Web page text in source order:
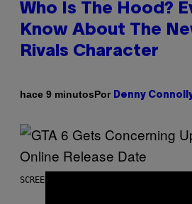
Who Is The Hood?
Know About The
Rivals Character
hace 9 minutosPor Denny
SCREENSHOT: ROCKSTAR GAMES